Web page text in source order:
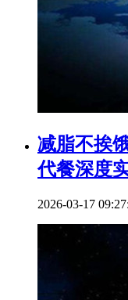
减脂不挨
代餐深度
2026-03-17